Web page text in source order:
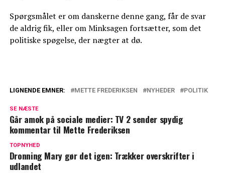
Spørgsmålet er om danskerne denne gang, får de svar
de aldrig fik, eller om Minksagen fortsætter, som det
politiske spøgelse, der nægter at dø.
selv - og det burde du også
Det er rigtigt nok: Nu bekræfter Mette
LIGNENDE EMNER: METTE FREDERIKSEN NYHEDER POLITIK
SE NÆSTE
Går amok på sociale medier: TV 2 sender spydig
kommentar til Mette Frederiksen
TOPNYHED
Dronning Mary gør det igen: Trækker overskrifter i
udlandet